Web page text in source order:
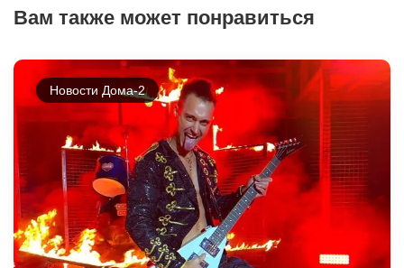
Вам также может понравиться
Новости Дома-2